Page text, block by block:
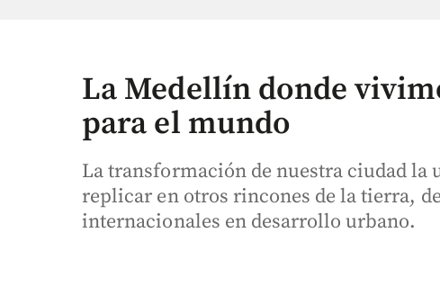
La Medellín donde
para el mundo
La transformación de nuestra ciudad la
replicar en otros rincones de la tierra,
internacionales en desarrollo urbano.